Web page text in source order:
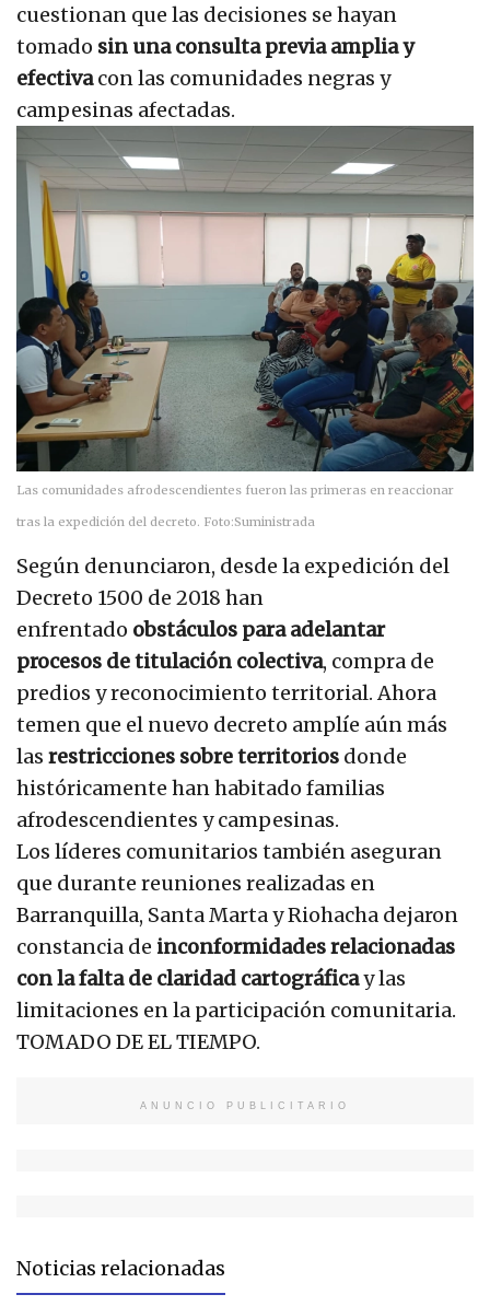
cuestionan que las decisiones se hayan
tomado sin una consulta previa amplia y
efectivacon las comunidades negras y
campesinas afectadas.
Las comunidades afrodescendientes fueron las primeras en reaccionar
tras la expedición del decreto. Foto:Suministrada
Según denunciaron, desde la expedición del
Decreto 1500 de 2018 han
enfrentado obstáculos para adelantar
procesos de titulación colectiva, compra de
predios y reconocimiento territorial. Ahora
temen que el nuevo decreto amplíe aún más
las restricciones sobre territorios donde
históricamente han habitado familias
afrodescendientes y campesinas.
Los líderes comunitarios también aseguran
que durante reuniones realizadas en
Barranquilla, Santa Marta y Riohacha dejaron
constancia de inconformidades relacionadas
con la falta de claridad cartográficay las
limitaciones en la participación comunitaria.
TOMADO DE EL TIEMPO.
ANUNCIO PUBLICITARIO
Noticias relacionadas